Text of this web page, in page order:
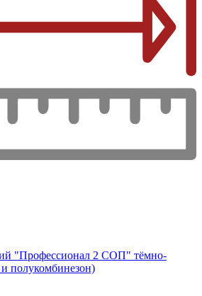
"Профессионал 2 СОП" тёмно-
полукомбинезон)